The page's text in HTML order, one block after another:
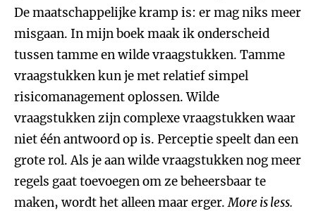
De maatschappelijke kramp is: er mag niks meer
misgaan. In mijn boek maak ik onderscheid
tussen tamme en wilde vraagstukken. Tamme
vraagstukken kun je met relatief simpel
risicomanagement oplossen. Wilde
vraagstukken zijn complexe vraagstukken waar
niet één antwoord op is. Perceptie speelt dan een
grote rol. Als je aan wilde vraagstukken nog meer
regels gaat toevoegen om ze beheersbaar te
maken, wordt het alleen maar erger.More is less.